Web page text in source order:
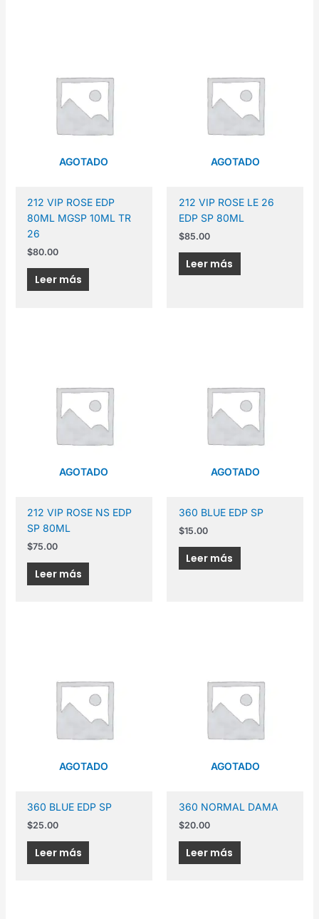
AGOTADO
212 VIP ROSE EDP
80ML MGSP 10ML TR
26
$80.00
Leer más
AGOTADO
212 VIP ROSE LE 26
EDP SP 80ML
$85.00
Leer más
AGOTADO
212 VIP ROSE NS EDP
SP 80ML
$75.00
Leer más
AGOTADO
360 BLUE EDP SP
$15.00
Leer más
AGOTADO
360 BLUE EDP SP
$25.00
Leer más
AGOTADO
360 NORMAL DAMA
$20.00
Leer más